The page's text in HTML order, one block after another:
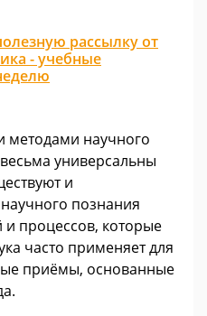
рассылку от
- учебные
методами научного
универсальны
и
познания
процессов, которые
часто применяет для
приёмы, основанные